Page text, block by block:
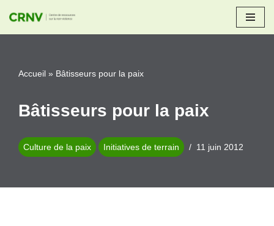
Aller
Accueil » Bâtisseurs pour la paix
Bâtisseurs pour la paix
Culture de la paix Initiatives de terrain 11 juin 2012